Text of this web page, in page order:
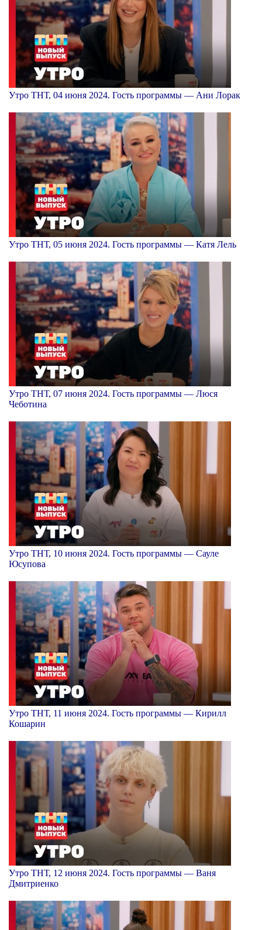
Утро ТНТ, 04 июня 2024. Гость программы — Ани Лорак
Утро ТНТ, 05 июня 2024. Гость программы — Катя Лель
Утро ТНТ, 07 июня 2024. Гость программы — Люся
Чеботина
Утро ТНТ, 10 июня 2024. Гость программы — Сауле
Юсупова
Утро ТНТ, 11 июня 2024. Гость программы — Кирилл
Кошарин
Утро ТНТ, 12 июня 2024. Гость программы — Ваня
Дмитриенко